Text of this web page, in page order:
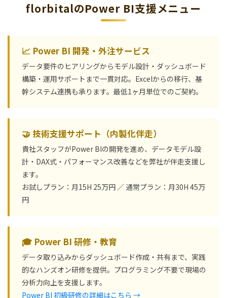
florbitalのPower BI支援メニュー
📈 Power BI 開発・外注サービス
データ要件のヒアリングからモデル設計・ダッシュボード
構築・運用サポートまで一貫対応。Excelからの移行、基
幹システム連携も承ります。最低1ヶ月単位でのご契約。
🤝 技術支援サポート（内製化伴走）
貴社スタッフがPower BIの開発を進め、データモデル設
計・DAX式・パフォーマンス改善などを弊社が伴走支援し
ます。
お試しプラン：月15H 25万円 ／ 通常プラン：月30H 45万
円
🎓 Power BI 研修・教育
データ取り込みからダッシュボード作成・共有まで、実践
的なハンズオン研修を提供。プログラミング不要で現場の
分析力向上を支援します。
Power BI 初級研修の詳細はこちら →